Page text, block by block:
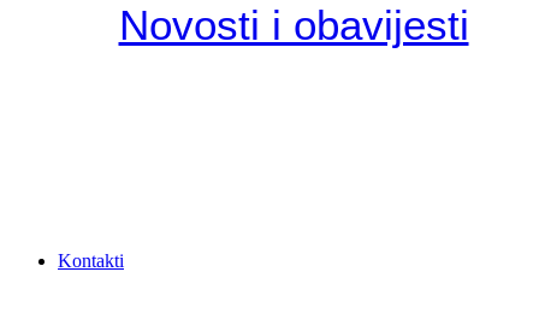
Novosti i obavijesti
Kontakti